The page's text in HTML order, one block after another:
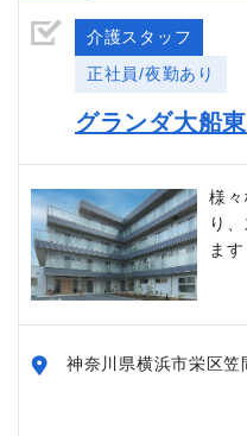
介護スタッフ
正社員/夜勤あり
グランダ大船東
様
り
ます
神奈川県横浜市栄区